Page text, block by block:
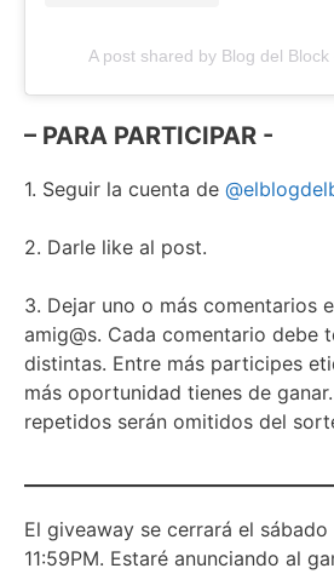
A post shared by Blog del
– PARA PARTICIPAR -⁣⠀⁠
1. Seguir la cuenta de
2. Darle like al post.⁣
3. Dejar uno o más comentarios
amig@s. Cada comentario debe
distintas. ⁣Entre más participes
más oportunidad tienes de
repetidos serán omitidos del
⁣El giveaway se cerrará el
11:59PM. Estaré anunciando al